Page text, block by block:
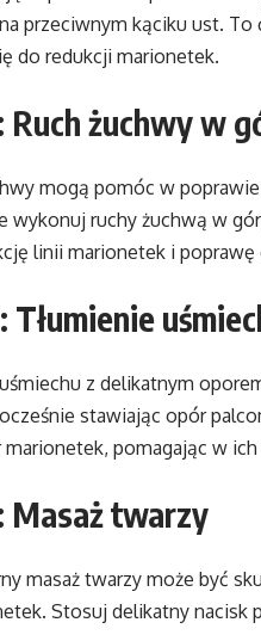
przeciwnym kąciku ust.
do redukcji marionetek.
Ruch żuchwy w
mogą pomóc w
wykonuj ruchy żuchwą w
linii marionetek i
Tłumienie
z delikatnym
stawiając opór
marionetek, pomagając w ich
Masaż twarzy
masaż twarzy może być
Stosuj delikatny nacisk